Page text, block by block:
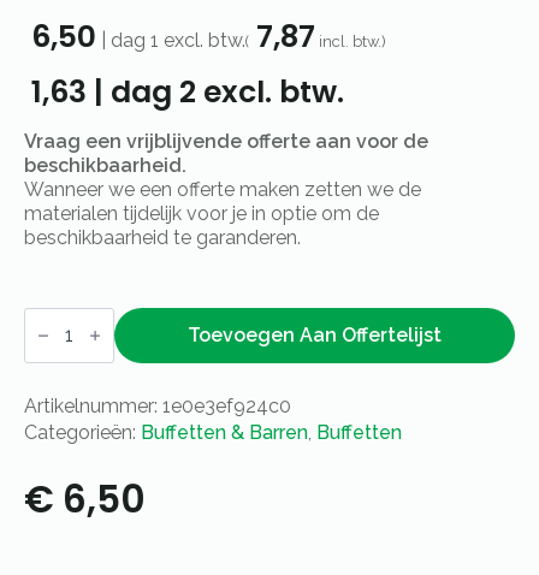
6,50 dag 1 excl. btw.( 7,87 incl. btw.)
1,63 | dag 2 excl. btw.
Vraag een vrijblijvende offerte aan voor de
beschikbaarheid.
Wanneer we een offerte maken zetten we de
materialen tijdelijk voor je in optie om de
beschikbaarheid te garanderen.
Champagne-
bowlschaal
Toevoegen Aan Offertelijst
Artikelnummer: 1e0e3ef924c0
Categorieën: Buffetten & Barren, Buffetten
€ 6,50